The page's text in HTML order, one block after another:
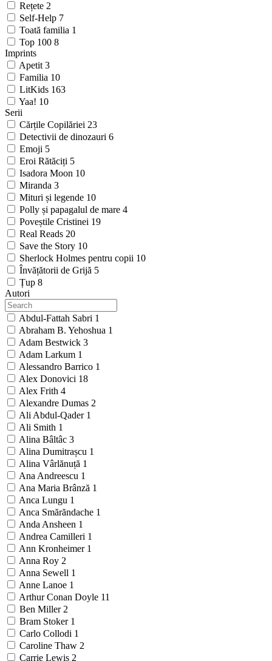
Rețete 2
Self-Help 7
Toată familia 1
Top 100 8
Imprints
Apetit 3
Familia 10
LitKids 163
Yaa! 10
Serii
Cărțile Copilăriei 23
Detectivii de dinozauri 6
Emoji 5
Eroi Rătăciți 5
Isadora Moon 10
Miranda 3
Mituri și legende 10
Polly și papagalul de mare 4
Poveștile Cristinei 19
Real Reads 20
Save the Story 10
Sherlock Holmes pentru copii 10
Învățătorii de Grijă 5
Țup 8
Autori
Abdul-Fattah Sabri 1
Abraham B. Yehoshua 1
Adam Bestwick 3
Adam Larkum 1
Alessandro Barrico 1
Alex Donovici 18
Alex Frith 4
Alexandre Dumas 2
Ali Abdul-Qader 1
Ali Smith 1
Alina Bâltâc 3
Alina Dumitrașcu 1
Alina Vârlănuță 1
Ana Andreescu 1
Ana Maria Brânză 1
Anca Lungu 1
Anca Smărăndache 1
Anda Ansheen 1
Andrea Camilleri 1
Ann Kronheimer 1
Anna Roy 2
Anna Sewell 1
Anne Lanoe 1
Arthur Conan Doyle 11
Ben Miller 2
Bram Stoker 1
Carlo Collodi 1
Caroline Thaw 2
Carrie Lewis 2